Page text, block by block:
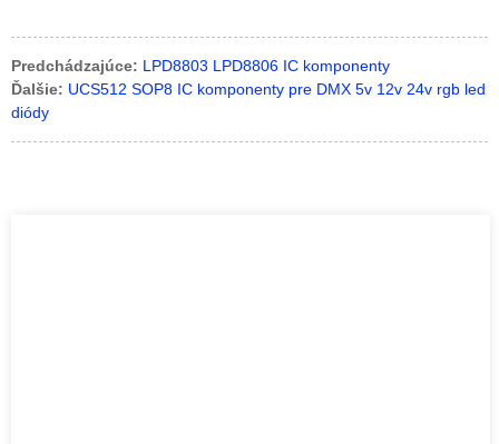
Predchádzajúce: LPD8803 LPD8806 IC komponenty
Ďalšie: UCS512 SOP8 IC komponenty pre DMX 5v 12v 24v rgb led
diódy